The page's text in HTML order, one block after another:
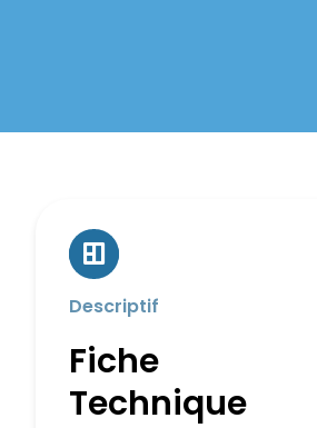
Descriptif
Fiche
Technique